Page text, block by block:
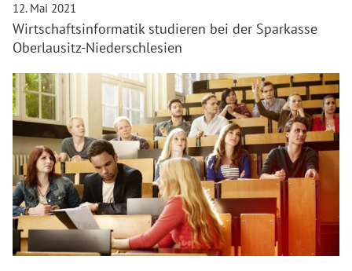
12. Mai 2021
Wirtschaftsinformatik studieren bei der Sparkasse
Oberlausitz-Niederschlesien